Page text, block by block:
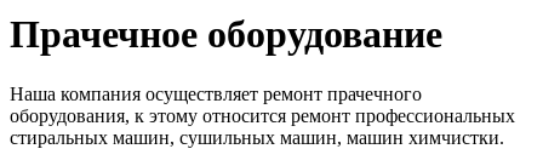
Прачечное оборудование
Наша компания осуществляет ремонт прачечного
оборудования, к этому относится ремонт профессиональных
стиральных машин, сушильных машин, машин химчистки.